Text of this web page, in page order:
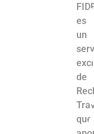
es
un
de
que